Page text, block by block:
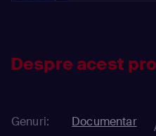
Despre acest
Genuri: Documentar